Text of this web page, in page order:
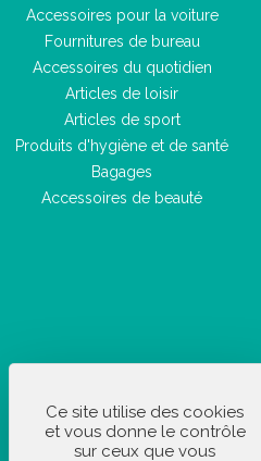
Accessoires pour la voiture
Fournitures de bureau
Accessoires du quotidien
Articles de loisir
Articles de sport
Produits d'hygiène et de santé
Bagages
Accessoires de beauté
Ce site utilise des cookies
et vous donne le contrôle
sur ceux que vous